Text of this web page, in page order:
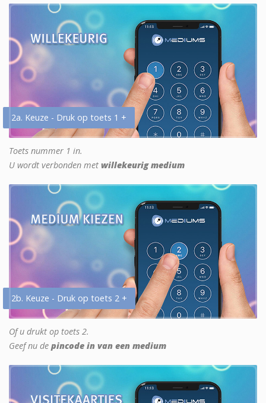
2a. Keuze - Druk op toets 1 +
Toets nummer 1 in.
U wordt verbonden met willekeurig medium
2b. Keuze - Druk op toets 2 +
Of u drukt op toets 2.
Geef nu de pincode in van een medium